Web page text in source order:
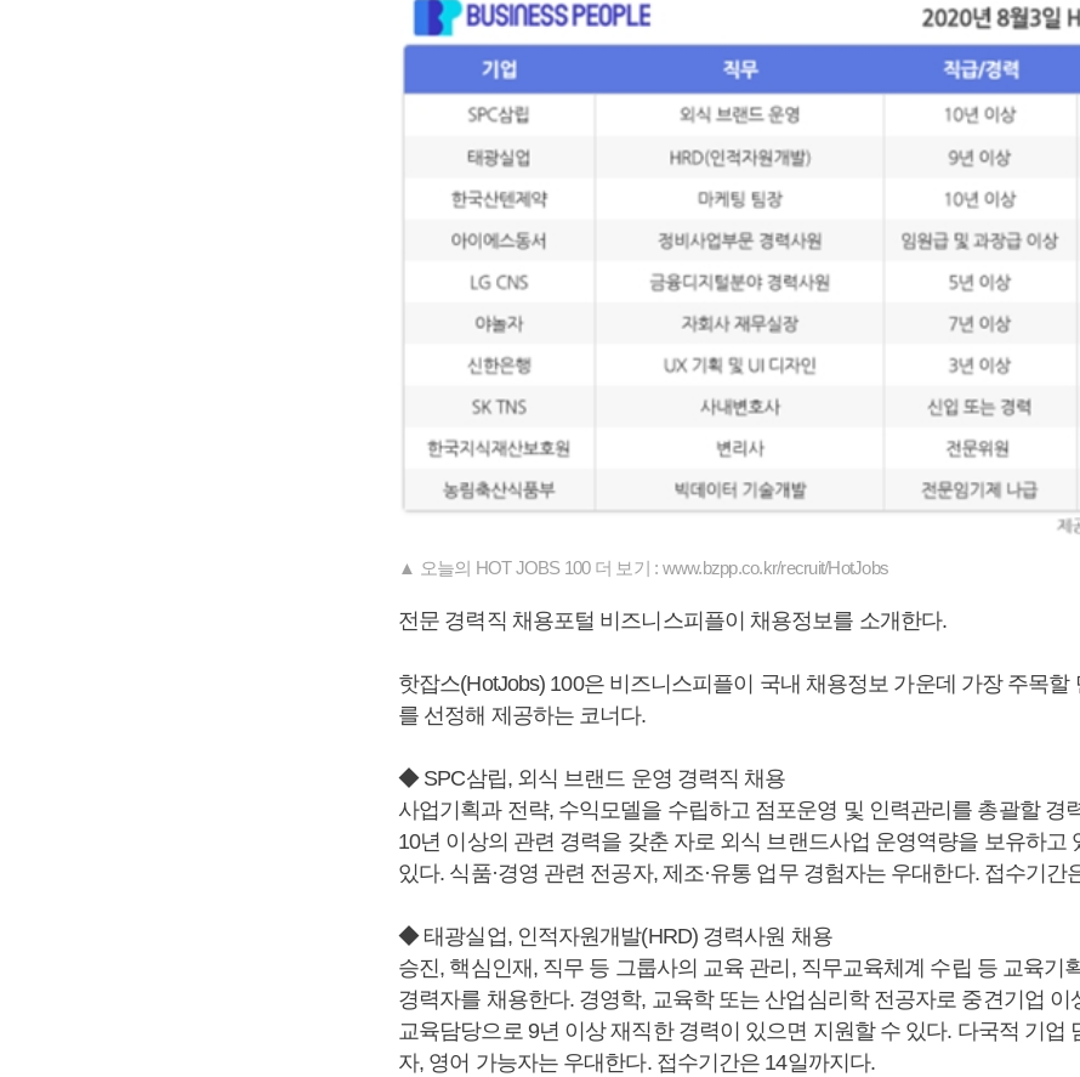
▲ 오늘의 HOT JOBS 100 더 보기 : www.bzpp.co.kr/recruit/HotJobs
전문 경력직 채용포털 비즈니스피플이 채용정보를 소개한다.
핫잡스(HotJobs) 100은 비즈니스피플이 국내 채용정보 가운데 가장 주목할
를 선정해 제공하는 코너다.
◆ SPC삼립, 외식 브랜드 운영 경력직 채용
사업기획과 전략, 수익모델을 수립하고 점포운영 및 인력관리를 총괄할 경
10년 이상의 관련 경력을 갖춘 자로 외식 브랜드사업 운영역량을 보유하고
있다. 식품·경영 관련 전공자, 제조·유통 업무 경험자는 우대한다. 접수기간
◆ 태광실업, 인적자원개발(HRD) 경력사원 채용
승진, 핵심인재, 직무 등 그룹사의 교육 관리, 직무교육체계 수립 등 교육기
경력자를 채용한다. 경영학, 교육학 또는 산업심리학 전공자로 중견기업 이
교육담당으로 9년 이상 재직한 경력이 있으면 지원할 수 있다. 다국적 기업
자, 영어 가능자는 우대한다. 접수기간은 14일까지다.